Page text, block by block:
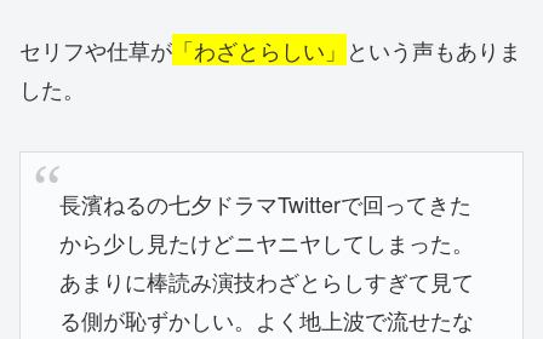
セリフや仕草が 「わざとらしい」 という声もありま
した。
長濱ねるの七夕ドラマTwitterで回ってきた
から少し見たけどニヤニヤしてしまった。
あまりに棒読み演技わざとらしすぎて見て
る側が恥ずかしい。よく地上波で流せたな